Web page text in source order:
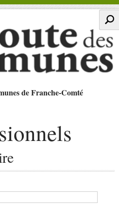
de Franche-Comté